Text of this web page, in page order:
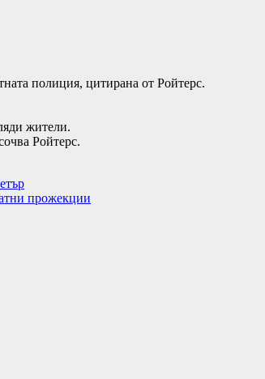
полиция, цитирана от Ройтерс.
жители.
Ройтерс.
прожекции